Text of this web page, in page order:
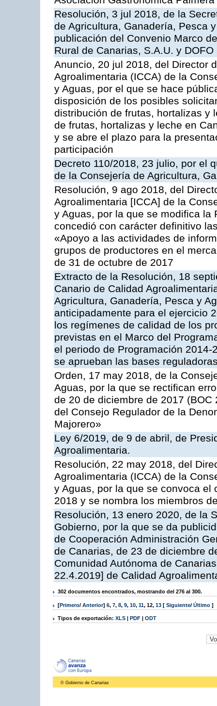
Resolución, 3 jul 2018, de la
de Agricultura, Ganadería, Pesca
publicación del Convenio Marco
Rural de Canarias, S.A.U. y
Anuncio, 20 jul 2018, del Director
Agroalimentaria (ICCA) de la
y Aguas, por el que se hace
disposición de los posibles
distribución de frutas, hortalizas y
de frutas, hortalizas y leche en
y se abre el plazo para la
participación
Decreto 110/2018, 23 julio, por el
de la Consejería de Agricultura,
Resolución, 9 ago 2018, del
Agroalimentaria [ICCA] de la
y Aguas, por la que se modifica
concedió con carácter definitivo
«Apoyo a las actividades de
grupos de productores en el
de 31 de octubre de 2017
Extracto de la Resolución, 18
Canario de Calidad
Agricultura, Ganadería, Pesca y
anticipadamente para el ejercicio
los regímenes de calidad de los
previstas en el Marco del
el periodo de Programación
se aprueban las bases
Orden, 17 may 2018, de la
Aguas, por la que se rectifican
de 20 de diciembre de 2017
del Consejo Regulador de la
Majorero»
Ley 6/2019, de 9 de abril, de
Agroalimentaria.
Resolución, 22 may 2018, del
Agroalimentaria (ICCA) de la
y Aguas, por la que se convoca el
2018 y se nombra los miembros
Resolución, 13 enero 2020, de la
Gobierno, por la que se da
de Cooperación Administración
de Canarias, de 23 de diciembre
Comunidad Autónoma de
22.4.2019] de Calidad
302 documentos encontrados, mostrando del 276 al 300.
[Primero/ Anterior] 6, 7, 8, 9, 10, 11, 12, 13 [ Siguiente/ Último ]
Tipos de exportación: XLS | PDF | ODT
© Gobierno de Canarias